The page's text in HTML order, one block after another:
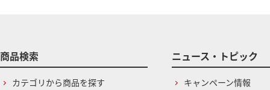
商品検索
カテゴリから商品を探す
ニュース・トピック
キャンペーン情報